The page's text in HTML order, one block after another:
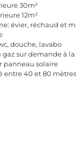
30m²
12m²
évier, réchaud et
douche, lavabo
gaz sur demande à
panneau solaire
entre 40 et 80 mètres